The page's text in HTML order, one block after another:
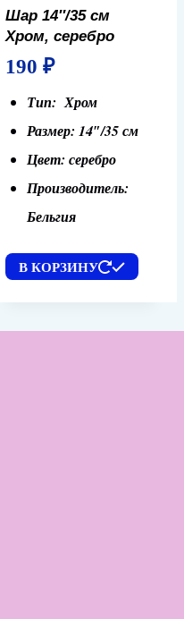
Шар 14″/35 см
Хром, серебро
190 ₽
Тип: Хром
Размер: 14″/35 см
Цвет: серебро
Производитель:
Бельгия
В КОРЗИНУ